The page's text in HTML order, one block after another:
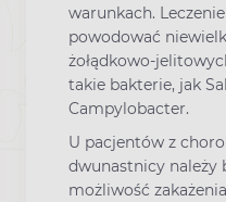
warunkach.
powodować
żołądkowo-
takie bakterie, jak
Campylobacter.
U pacjentów z
dwunastnicy należy
możliwość